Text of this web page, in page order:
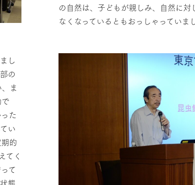
の自然は、子どもが親しみ、自然に
なくなっているともおっしゃっていま
し
の
ま
た
い
的
てく
て